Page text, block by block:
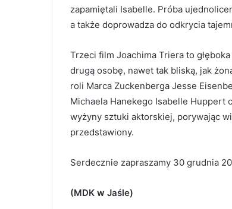
zapamiętali Isabelle. Próba
a także doprowadza do odkrycia
Trzeci film Joachima Triera to
drugą osobę, nawet tak bliską, jak
roli Marca Zuckenberga Jesse
Michaela Hanekego Isabelle Huppert
wyżyny sztuki aktorskiej, porywając
przedstawiony.
Serdecznie zapraszamy 30 grudnia
(MDK w Jaśle)